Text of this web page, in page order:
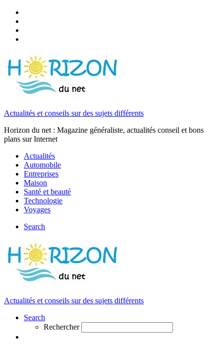
Actualités et conseils sur des sujets différents
Horizon du net : Magazine généraliste, actualités conseil et bons
plans sur Internet
Actualités
Automobile
Entreprises
Maison
Santé et beauté
Technologie
Voyages
Search
Actualités et conseils sur des sujets différents
Search
Rechercher